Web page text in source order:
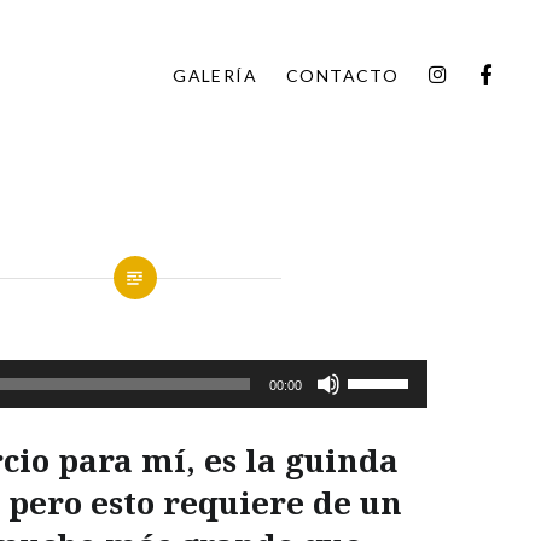
GALERÍA CONTACTO
00:00
Utiliza
las
teclas
flecha
para mí, es la guinda
esto requiere de un